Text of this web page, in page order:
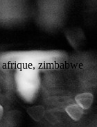
zimbabwe